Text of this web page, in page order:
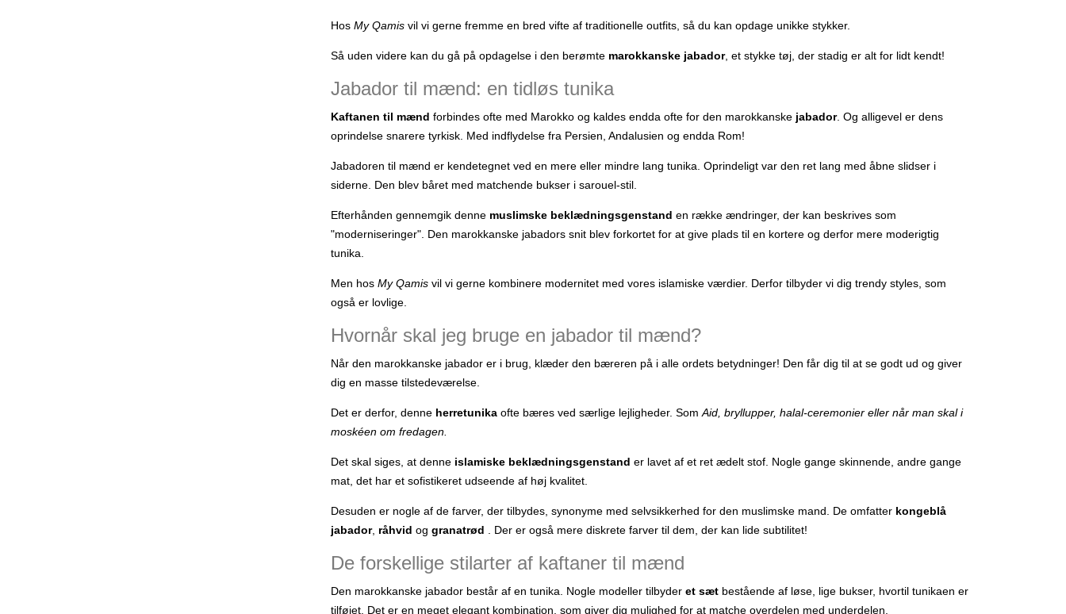
Hos My Qamis vil vi gerne fremme en bred vifte af traditionelle outfits, så du kan opdage unikke stykker.
Så uden videre kan du gå på opdagelse i den berømte marokkanske jabador, et stykke tøj, der stadig er alt for lidt kendt!
Jabador til mænd: en tidløs tunika
Kaftanen til mænd forbindes ofte med Marokko og kaldes endda ofte for den marokkanske jabador. Og alligevel er dens
oprindelse snarere tyrkisk. Med indflydelse fra Persien, Andalusien og endda Rom!
Jabadoren til mænd er kendetegnet ved en mere eller mindre lang tunika. Oprindeligt var den ret lang med åbne slidser i
siderne. Den blev båret med matchende bukser i sarouel-stil.
Efterhånden gennemgik denne muslimske beklædningsgenstand en række ændringer, der kan beskrives som
"moderniseringer". Den marokkanske jabadors snit blev forkortet for at give plads til en kortere og derfor mere moderigtig
tunika.
Men hos My Qamis vil vi gerne kombinere modernitet med vores islamiske værdier. Derfor tilbyder vi dig trendy styles, som
også er lovlige.
Hvornår skal jeg bruge en jabador til mænd?
Når den marokkanske jabador er i brug, klæder den bæreren på i alle ordets betydninger! Den får dig til at se godt ud og giver
dig en masse tilstedeværelse.
Det er derfor, denne herretunika ofte bæres ved særlige lejligheder. Som Aid, bryllupper, halal-ceremonier eller når man skal i
moskéen om fredagen.
Det skal siges, at denne islamiske beklædningsgenstand er lavet af et ret ædelt stof. Nogle gange skinnende, andre gange
mat, det har et sofistikeret udseende af høj kvalitet.
Desuden er nogle af de farver, der tilbydes, synonyme med selvsikkerhed for den muslimske mand. De omfatter kongeblå
jabador, råhvid og granatrød . Der er også mere diskrete farver til dem, der kan lide subtilitet!
De forskellige stilarter af kaftaner til mænd
Den marokkanske jabador består af en tunika. Nogle modeller tilbyder et sæt bestående af løse, lige bukser, hvortil tunikaen er
tilføjet. Det er en meget elegant kombination, som giver dig mulighed for at matche overdelen med underdelen.